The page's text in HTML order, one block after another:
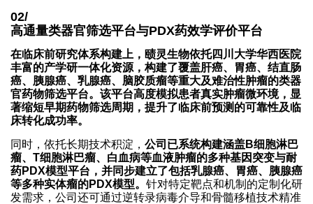
02/
高通量类器官筛选平台与PDX药效学评价平台
在临床前研究体系构建上，赜灵生物依托四川大学华西医院
丰富的产学研一体化资源，构建了覆盖肝癌、胃癌、结直肠
癌、胰腺癌、乳腺癌、脑胶质瘤等重大及难治性肿瘤的类器
官药物筛选平台。该平台高度模拟患者真实肿瘤微环境，显
著缩短早期药物筛选周期，提升了临床前预测的可靠性及临
床转化成功率。
同时，依托长期技术积淀， 公司已系统构建涵盖B细胞淋巴
瘤、T细胞淋巴瘤、白血病等血液肿瘤的多种基因突变与耐
药PDX模型平台，并同步建立了包括乳腺癌、胃癌、胰腺癌
等多种实体瘤的PDX模型。 针对特定靶点和机制的定制化研
发需求，公司还可通过逆转录病毒介导和骨髓移植技术精准